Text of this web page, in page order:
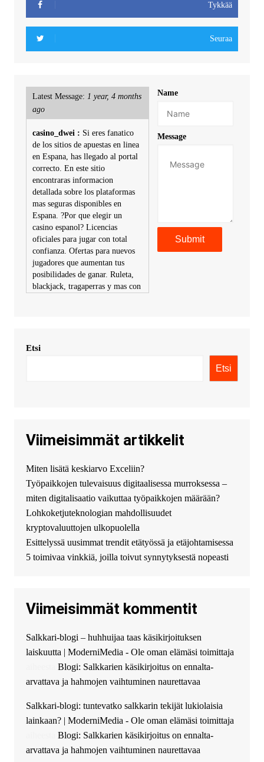
Tykkää
Seuraa
Latest Message: 1 year, 4 months
ago
casino_dwei : Si eres fanatico
de los sitios de apuestas en linea
en Espana, has llegado al portal
correcto. En este sitio
encontraras informacion
detallada sobre los plataformas
mas seguras disponibles en
Espana. ?Por que elegir un
casino espanol? Licencias
oficiales para jugar con total
confianza. Ofertas para nuevos
jugadores que aumentan tus
posibilidades de ganar. Ruleta,
blackjack, tragaperras y mas con
KimonicRisse :
купить хавал джулиан -
http://jolion-ufa1.ru/
Появился вопрос про срочно
взять деньги? Предлагаем
безопасный источник
финансовой помощи. Вы
можете получить
финансирование в долг без
избыточных вопросов и
документов? Тогда обратитесь
guest_4889 :Cmon Suomi 👏
The Admin: High five! You’ve
successfully installed Simple
Ajax Chat.
Name
Message
Etsi
Etsi
Viimeisimmät artikkelit
Miten lisätä keskiarvo Exceliin?
Työpaikkojen tulevaisuus digitaalisessa murroksessa –
miten digitalisaatio vaikuttaa työpaikkojen määrään?
Lohkoketjuteknologian mahdollisuudet
kryptovaluuttojen ulkopuolella
Esittelyssä uusimmat trendit etätyössä ja etäjohtamisessa
5 toimivaa vinkkiä, joilla toivut synnytyksestä nopeasti
Viimeisimmät kommentit
Salkkari-blogi – huhhuijaa taas käsikirjoituksen
laiskuutta | ModerniMedia - Ole oman elämäsi toimittaja
Blogi: Salkkarien käsikirjoitus on ennalta-
arvattava ja hahmojen vaihtuminen naurettavaa
Salkkari-blogi: tuntevatko salkkarin tekijät lukiolaisia
lainkaan? | ModerniMedia - Ole oman elämäsi toimittaja
Blogi: Salkkarien käsikirjoitus on ennalta-
arvattava ja hahmojen vaihtuminen naurettavaa